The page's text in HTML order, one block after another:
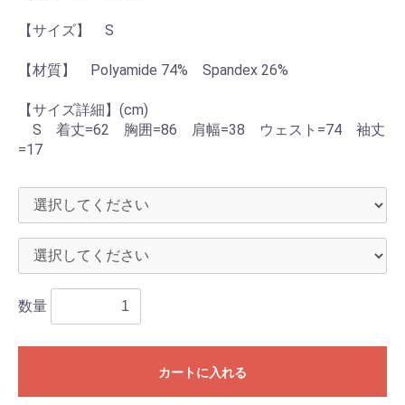
【サイズ】 S
【材質】 Polyamide 74% Spandex 26%
【サイズ詳細】(cm)
S 着丈=62 胸囲=86 肩幅=38 ウェスト=74 袖丈
=17
数量
カートに入れる